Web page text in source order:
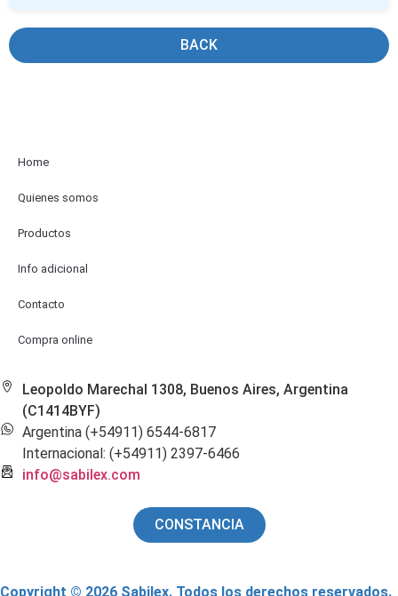
BACK
Home
Quienes somos
Productos
Info adicional
Contacto
Compra online
Leopoldo Marechal 1308, Buenos Aires, Argentina
(C1414BYF)
Argentina (+54911) 6544-6817
Internacional: (+54911) 2397-6466
info@sabilex.com
CONSTANCIA
Copyright © 2026 Sabilex. Todos los derechos reservados.